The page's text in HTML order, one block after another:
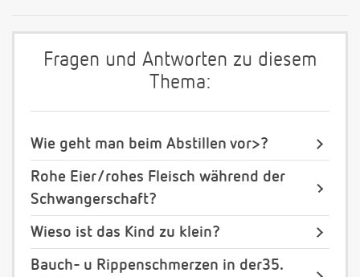
Fragen und Antworten zu diesem
Thema:
Wie geht man beim Abstillen vor>?
Rohe Eier/rohes Fleisch während der
Schwangerschaft?
Wieso ist das Kind zu klein?
Bauch- u Rippenschmerzen in der35.